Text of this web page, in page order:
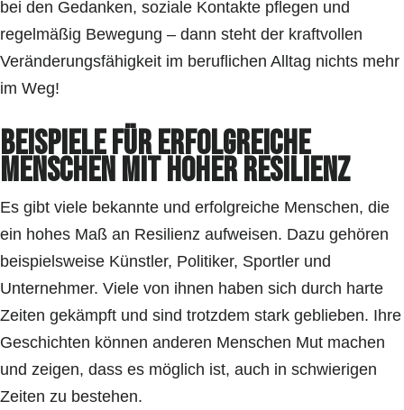
bei den Gedanken, soziale Kontakte pflegen und
regelmäßig Bewegung – dann steht der kraftvollen
Veränderungsfähigkeit im beruflichen Alltag nichts mehr
im Weg!
Beispiele für erfolgreiche
Menschen mit hoher Resilienz
Es gibt viele bekannte und erfolgreiche Menschen, die
ein hohes Maß an Resilienz aufweisen. Dazu gehören
beispielsweise Künstler, Politiker, Sportler und
Unternehmer. Viele von ihnen haben sich durch harte
Zeiten gekämpft und sind trotzdem stark geblieben. Ihre
Geschichten können anderen Menschen Mut machen
und zeigen, dass es möglich ist, auch in schwierigen
Zeiten zu bestehen.